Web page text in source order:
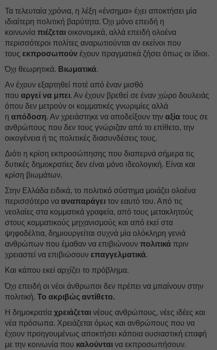
Τα τελευταία χρόνια, η λέξη «ένσημα» έχει αποκτήσει μία
ιδιαίτερη πολιτική βαρύτητα. Όχι μόνο επειδή η
κοινωνία πιέζεται οικονομικά, αλλά επειδή ολοένα
περισσότεροι πολίτες αναρωτιούνται αν εκείνοι που
τους εκπροσωπούν έχουν πραγματικά ζήσει όπως οι ίδιοι.
Όχι θεωρητικά. Βιωματικά.
Αν έχουν εξαρτηθεί ποτέ από έναν μισθό
που αργεί να μπει. Αν έχουν βρεθεί σε έναν χώρο δουλειάς
όπου δεν μετρούν οι κομματικές γνωριμίες αλλά
η απόδοση. Αν χρειάστηκε να αποδείξουν την αξία τους σε
ανθρώπους που δεν τους γνώριζαν από το επίθετο, την
οικογένεια ή τις πολιτικές διασυνδέσεις τους.
Διότι η κρίση εκπροσώπησης που διαπερνά σήμερα τις
δυτικές δημοκρατίες δεν είναι μόνο ιδεολογική. Είναι και
κρίση βιωμάτων.
Στην Ελλάδα ειδικά, το πολιτικό σύστημα μοιάζει ολοένα
περισσότερο να αναπαράγει τον εαυτό του. Από τις
νεολαίες στα κομματικά γραφεία, από τους μετακλητούς
στους κομματικούς μηχανισμούς και από εκεί στα
ψηφοδέλτια, δημιουργείται συχνά μία ολόκληρη γενιά
ανθρώπων που έμαθαν να επιβιώνουν πολιτικά πριν
χρειαστεί να επιβιώσουν επαγγελματικά.
Και κάπου εκεί αρχίζει το πρόβλημα.
Όχι επειδή οι νέοι άνθρωποι δεν πρέπει να μπαίνουν στην
πολιτική. Το ακριβώς αντίθετο.
Η δημοκρατία χρειάζεται νέους ανθρώπους, νέες ιδέες και
νέα πρόσωπα. Χρειάζεται όμως και ανθρώπους που να
έχουν προηγουμένως αποκτήσει κάποια ουσιαστική επαφή
με την κοινωνία που καλούνται να εκπροσωπήσουν.